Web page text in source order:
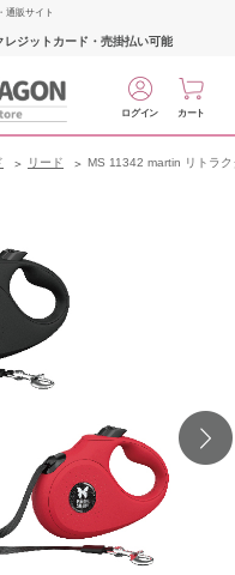
通販サイト
レジットカード・売掛払い可能
ログイン カート
リード MS 11342 martin リトラ